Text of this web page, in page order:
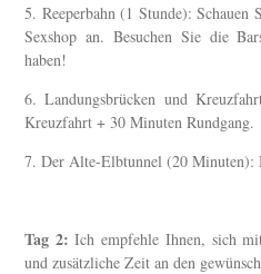
5. Reeperbahn (1 Stunde): Schauen
Sexshop an. Besuchen Sie die
haben!
6. Landungsbrücken und
Kreuzfahrt + 30 Minuten Rundgang.
7. Der Alte-Elbtunnel (20 Minuten):
Tag 2: Ich empfehle Ihnen, sich
und zusätzliche Zeit an den